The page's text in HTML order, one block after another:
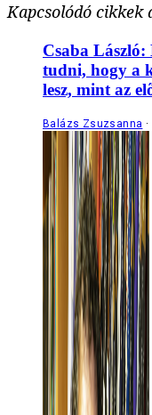
Kapcsolódó cikkek
Csaba László:
tudni, hogy a
lesz, mint az
Balázs Zsuzsanna